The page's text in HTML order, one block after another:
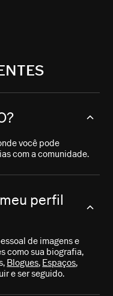
você pode
com a comunidade.
perfil
de imagens e
como sua biografia,
Blogues, Espaços,
e ser seguido.